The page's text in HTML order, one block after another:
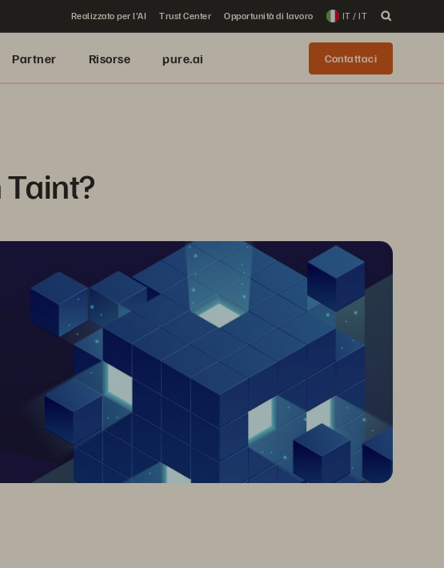
Realizzato per l'AI Trust Center Opportunità di lavoro IT / IT
Partner Risorse pure.ai Contattaci